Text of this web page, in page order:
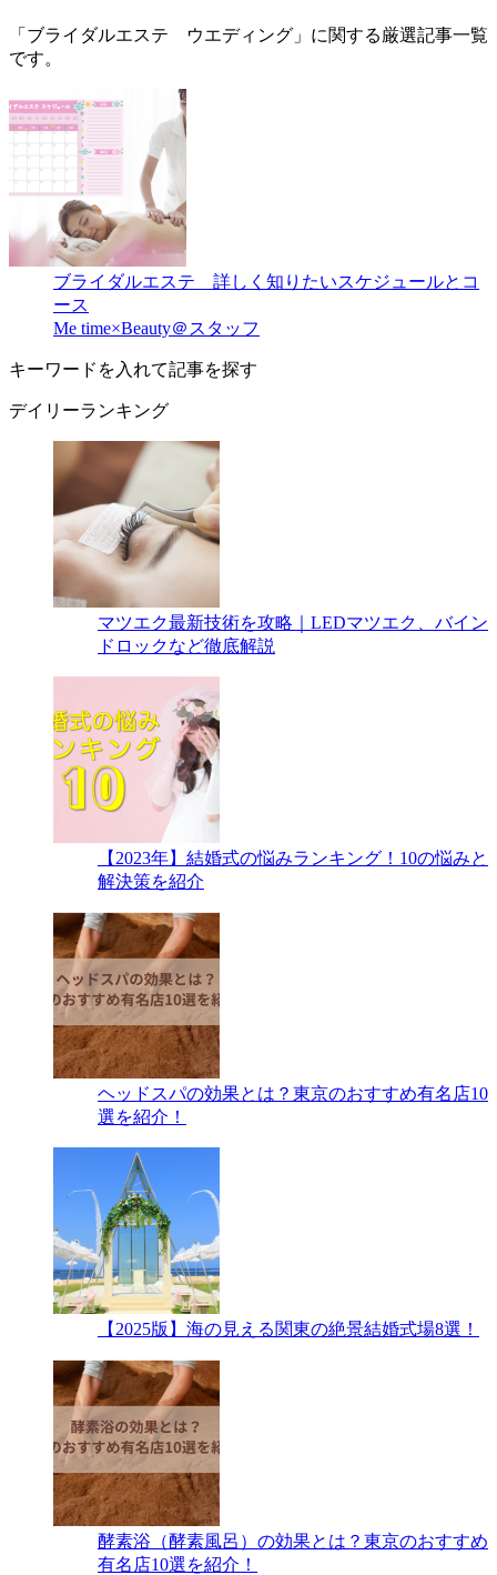
「ブライダルエステ ウエディング」に関する厳選記事一覧
です。
ブライダルエステ 詳しく知りたいスケジュールとコ
ース
Me time×Beauty＠スタッフ
キーワードを入れて記事を探す
デイリーランキング
マツエク最新技術を攻略｜LEDマツエク、バイン
ドロックなど徹底解説
【2023年】結婚式の悩みランキング！10の悩みと
解決策を紹介
ヘッドスパの効果とは？東京のおすすめ有名店10
選を紹介！
【2025版】海の見える関東の絶景結婚式場8選！
酵素浴（酵素風呂）の効果とは？東京のおすすめ
有名店10選を紹介！